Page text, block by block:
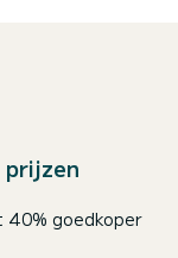
prijzen
40% goedkoper